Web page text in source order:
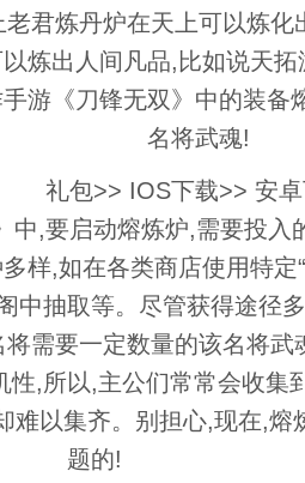
君炼丹炉在天上可以炼
炼出人间凡品,比如说天
游《刀锋无双》中的装备
名将武魂!
礼包>> IOS下载>> 安
中,要启动熔炼炉,需要投入
样,如在各类商店使用特定
中抽取等。尽管获得途径
需要一定数量的该名将
性,所以,主公们常常会收集
难以集齐。别担心,现在,熔
题的!